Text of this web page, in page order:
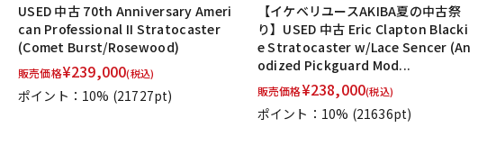
USED 中古 70th Anniversary Ameri
can Professional II Stratocaster
(Comet Burst/Rosewood)
販売価格¥239,000(税込)
ポイント：10% (21727pt)
【イケベリユースAKIBA夏の中古祭
り】USED 中古 Eric Clapton Blacki
e Stratocaster w/Lace Sencer (An
odized Pickguard Mod...
販売価格¥238,000(税込)
ポイント：10% (21636pt)